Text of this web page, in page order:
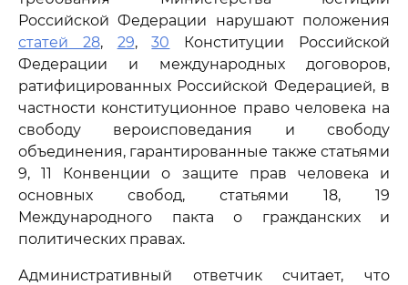
Российской Федерации нарушают положения
статей 28, 29,30 Конституции Российской
Федерации и международных договоров,
ратифицированных Российской Федерацией, в
частности конституционное право человека на
свободу вероисповедания и свободу
объединения, гарантированные также статьями
9, 11 Конвенции о защите прав человека и
основных свобод, статьями 18, 19
Международного пакта о гражданских и
политических правах.
Административный ответчик считает, что